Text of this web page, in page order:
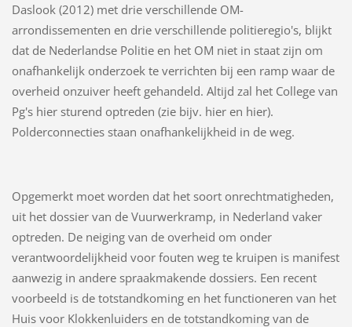
Daslook (2012) met drie verschillende OM-
arrondissementen en drie verschillende politieregio's, blijkt
dat de Nederlandse Politie en het OM niet in staat zijn om
onafhankelijk onderzoek te verrichten bij een ramp waar de
overheid onzuiver heeft gehandeld. Altijd zal het College van
Pg's hier sturend optreden (zie bijv. hier en hier).
Polderconnecties staan onafhankelijkheid in de weg.
Opgemerkt moet worden dat het soort onrechtmatigheden,
uit het dossier van de Vuurwerkramp, in Nederland vaker
optreden. De neiging van de overheid om onder
verantwoordelijkheid voor fouten weg te kruipen is manifest
aanwezig in andere spraakmakende dossiers. Een recent
voorbeeld is de totstandkoming en het functioneren van het
Huis voor Klokkenluiders en de totstandkoming van de